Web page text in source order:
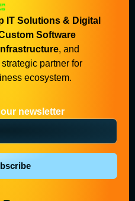
IT Solutions & Digital
Software
, and
strategic partner for
ecosystem.
newsletter